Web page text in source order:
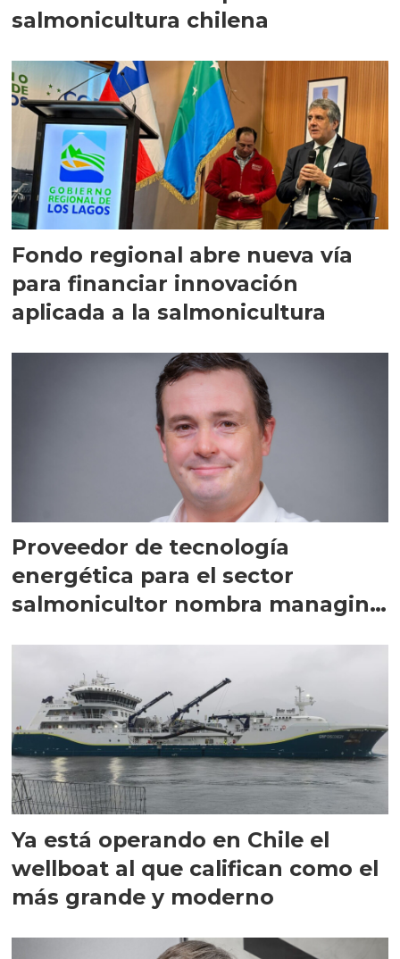
salmonicultura chilena
Fondo regional abre nueva vía
para financiar innovación
aplicada a la salmonicultura
Proveedor de tecnología
energética para el sector
salmonicultor nombra managing
Ya está operando en Chile el
wellboat al que califican como el
más grande y moderno